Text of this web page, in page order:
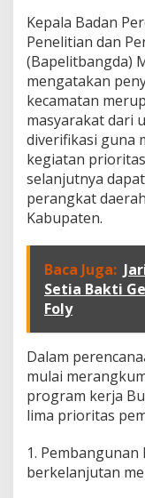
Kepala Badan
Penelitian dan
(Bapelitbangda)
mengatakan
kecamatan
masyarakat dari
diverifikasi guna
kegiatan
selanjutnya
perangkat
Kabupaten.
Baca Juga:
Setia Bakti
Foly
Dalam
mulai
program kerja
lima prioritas
1.
berkelanjutan